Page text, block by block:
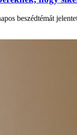
beszédtémát